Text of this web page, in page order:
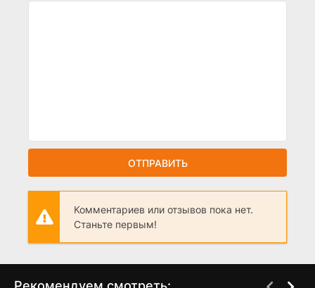
ОТПРАВИТЬ
Комментариев или отзывов пока нет.
Станьте первым!